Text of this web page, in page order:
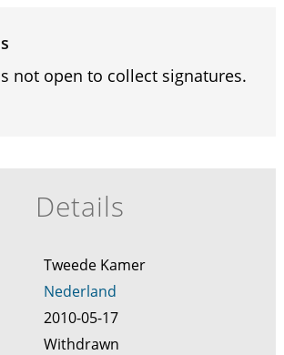
not open to collect signatures.
Details
Tweede Kamer
Nederland
2010-05-17
Withdrawn